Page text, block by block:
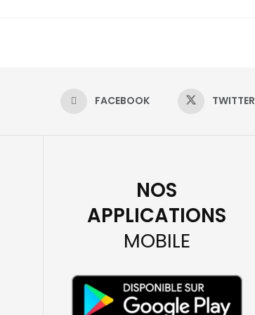
FACEBOOK TWITTER
NOS
APPLICATIONS
MOBILE